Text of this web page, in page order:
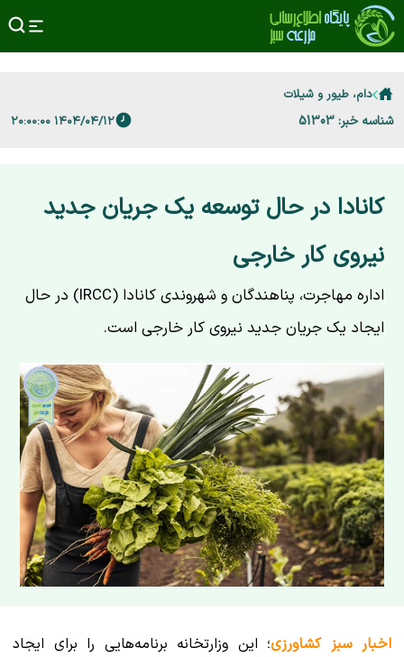
دام، طیور و شیلات
شناسه خبر: 51303 ۱۴۰۴/۰۴/۱۲ ۲۰:۰۰:۰۰
کانادا در حال توسعه یک جریان جدید
نیروی کار خارجی
اداره مهاجرت، پناهندگان و شهروندی کانادا (IRCC) در حال
ایجاد یک جریان جدید نیروی کار خارجی است.
اخبار سبز کشاورزی؛ این وزارتخانه برنامه‌هایی را برای ایجاد